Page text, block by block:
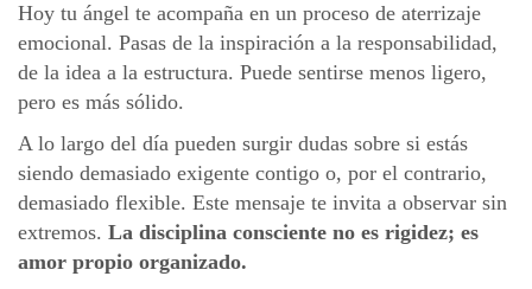
Hoy tu ángel te acompaña en un proceso de aterrizaje
emocional. Pasas de la inspiración a la responsabilidad,
de la idea a la estructura. Puede sentirse menos ligero,
pero es más sólido.
A lo largo del día pueden surgir dudas sobre si estás
siendo demasiado exigente contigo o, por el contrario,
demasiado flexible. Este mensaje te invita a observar sin
extremos. La disciplina consciente no es rigidez; es
amor propio organizado.